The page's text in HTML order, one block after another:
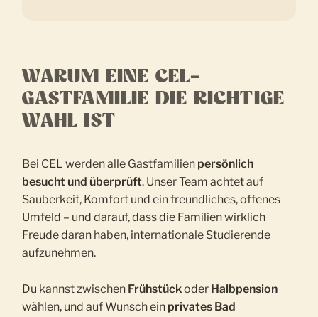
WARUM EINE CEL-
GASTFAMILIE DIE RICHTIGE
WAHL IST
Bei CEL werden alle Gastfamilien persönlich
besucht und überprüft. Unser Team achtet auf
Sauberkeit, Komfort und ein freundliches, offenes
Umfeld – und darauf, dass die Familien wirklich
Freude daran haben, internationale Studierende
aufzunehmen.
Du kannst zwischen Frühstückoder Halbpension
wählen, und auf Wunsch ein privates Bad